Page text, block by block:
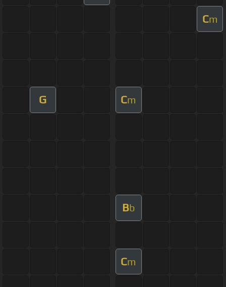
Cm
G Cm
Bb
Cm